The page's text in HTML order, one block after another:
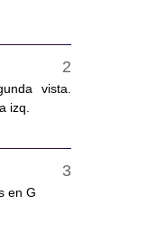
vista.
izq.
en G